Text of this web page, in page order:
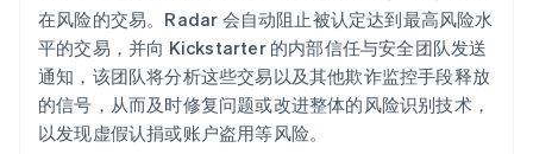
在风险的交易。Radar 会自动阻止被认定达到最高风险水
平的交易，并向 Kickstarter 的内部信任与安全团队发送
通知，该团队将分析这些交易以及其他欺诈监控手段释放
的信号，从而及时修复问题或改进整体的风险识别技术，
以发现虚假认捐或账户盗用等风险。